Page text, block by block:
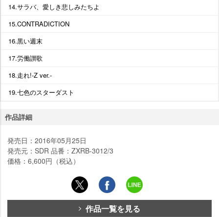
14.サラバ、愛しき悲しみたちよ
15.CONTRADICTION
16.黒い週末
17.労働讃歌
18.走れ!-Z ver.-
19.七色のスターダスト
作品詳細
発売日：2016年05月25日
発売元：SDR 品番：ZXRB-3012/3
価格：6,600円（税込）
作品一覧を見る